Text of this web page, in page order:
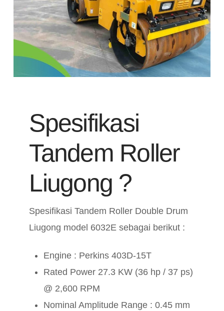
Spesifikasi
Tandem Roller
Liugong ?
Spesifikasi Tandem Roller Double Drum
Liugong model 6032E sebagai berikut :
Engine : Perkins 403D-15T
Rated Power 27.3 KW (36 hp / 37 ps)
@ 2,600 RPM
Nominal Amplitude Range : 0.45 mm